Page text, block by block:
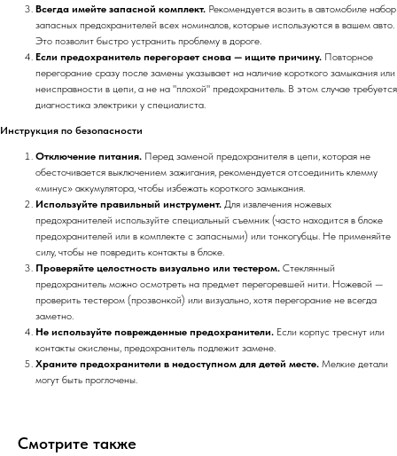
Всегда имейте запасной комплект. Рекомендуется возить в автомобиле набор
запасных предохранителей всех номиналов, которые используются в вашем авто.
Это позволит быстро устранить проблему в дороге.
Если предохранитель перегорает снова — ищите причину. Повторное
перегорание сразу после замены указывает на наличие короткого замыкания или
неисправности в цепи, а не на "плохой" предохранитель. В этом случае требуется
диагностика электрики у специалиста.
Инструкция по безопасности
Отключение питания. Перед заменой предохранителя в цепи, которая не
обесточивается выключением зажигания, рекомендуется отсоединить клемму
«минус» аккумулятора, чтобы избежать короткого замыкания.
Используйте правильный инструмент. Для извлечения ножевых
предохранителей используйте специальный съемник (часто находится в блоке
предохранителей или в комплекте с запасными) или тонкогубцы. Не применяйте
силу, чтобы не повредить контакты в блоке.
Проверяйте целостность визуально или тестером. Стеклянный
предохранитель можно осмотреть на предмет перегоревшей нити. Ножевой —
проверить тестером (прозвонкой) или визуально, хотя перегорание не всегда
заметно.
Не используйте поврежденные предохранители. Если корпус треснут или
контакты окислены, предохранитель подлежит замене.
Храните предохранители в недоступном для детей месте. Мелкие детали
могут быть проглочены.
Смотрите также